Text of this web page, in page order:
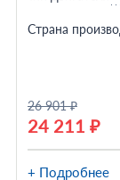
26 901 ₽
24 211 ₽
Страна
+ Подробнее